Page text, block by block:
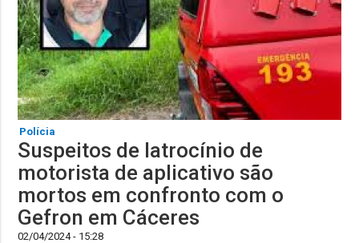
Polícia
Suspeitos de latrocínio de
motorista de aplicativo são
mortos em confronto com o
Gefron em Cáceres
02/04/2024 - 15:28